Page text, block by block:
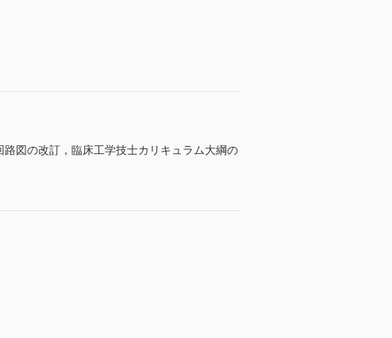
図の改訂，臨床工学技士カリキュラム大綱の